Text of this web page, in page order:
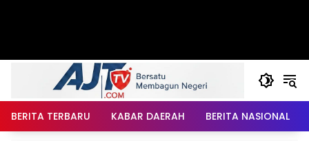
BERITA TERBARU KABAR DAERAH BERITA NASIONAL